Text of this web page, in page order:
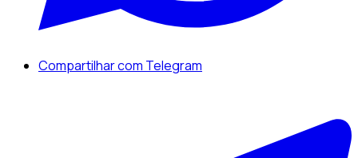
Compartilhar com Telegram